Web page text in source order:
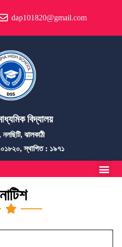
dap101820@gmail.com
বিদ্যালয়
ঝালকাঠী
স্থাপিত : ১৯৭১